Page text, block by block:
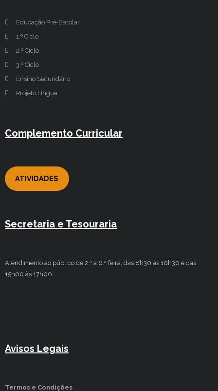
Educação Pré-Escolar
1.º Ciclo
2.º Ciclo
3.º Ciclo
Ensino Secundário
Projeto Língua
Complemento Curricular
ATIVIDADES
Secretaria e Tesouraria
Atendimento ao público de 2.ª a 6.ª feira, das 8h30 às 10h30 e das
15h00 às 17h00.
Avisos Legais
Termos e Condições